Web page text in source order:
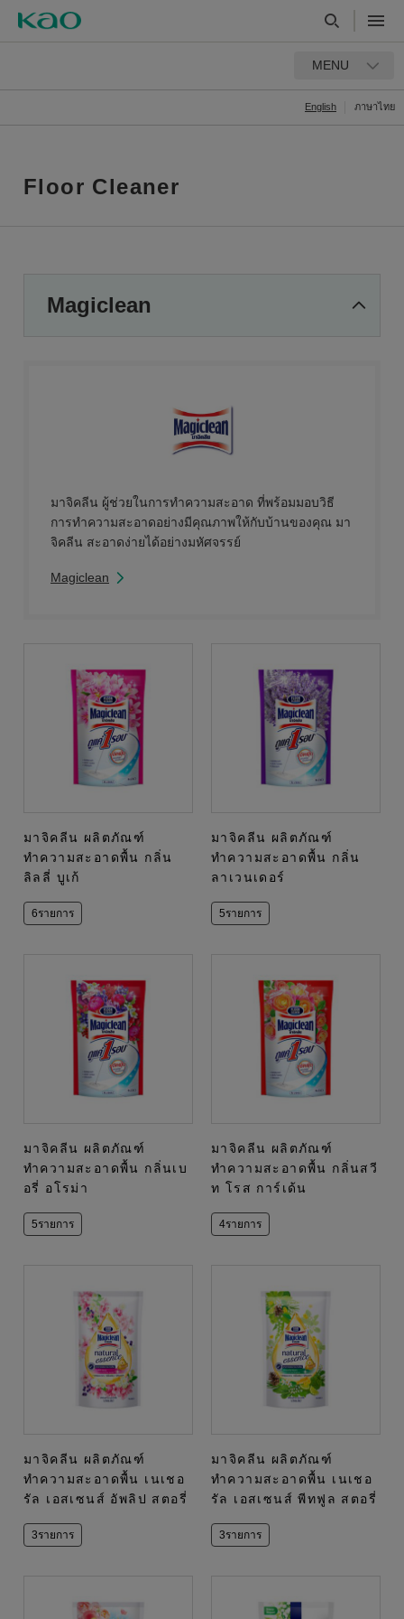
MENU
English ภาษาไทย
Floor Cleaner
Magiclean
มาจิคลีน ผู้ช่วยในการทำความสะอาด ที่พร้อมมอบวิธี
การทำความสะอาดอย่างมีคุณภาพให้กับบ้านของคุณ มา
จิคลีน สะอาดง่ายได้อย่างมหัศจรรย์
Magiclean
มาจิคลีน ผลิตภัณฑ์
ทำความสะอาดพื้น กลิ่น
ลิลลี่ บูเก้
6รายการ
มาจิคลีน ผลิตภัณฑ์
ทำความสะอาดพื้น กลิ่น
ลาเวนเดอร์
5รายการ
มาจิคลีน ผลิตภัณฑ์
ทำความสะอาดพื้น กลิ่นเบ
อรี่ อโรม่า
5รายการ
มาจิคลีน ผลิตภัณฑ์
ทำความสะอาดพื้น กลิ่นสวี
ท โรส การ์เด้น
4รายการ
มาจิคลีน ผลิตภัณฑ์
ทำความสะอาดพื้น เนเชอ
รัล เอสเซนส์ อัพลิป สตอรี่
3รายการ
มาจิคลีน ผลิตภัณฑ์
ทำความสะอาดพื้น เนเชอ
รัล เอสเซนส์ พีทฟูล สตอรี่
3รายการ